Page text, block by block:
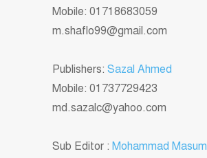
Mobile: 01718683059
m.shaflo99@gmail.com
Publishers: Sazal Ahmed
Mobile: 01737729423
md.sazalc@yahoo.com
Sub Editor : Mohammad Masum